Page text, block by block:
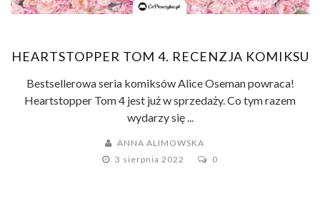
HEARTSTOPPER TOM 4. RECENZJA KOMIKSU
Bestsellerowa seria komiksów Alice Oseman powraca!
Heartstopper Tom 4 jest już w sprzedaży. Co tym razem
wydarzy się ...
ANNA ALIMOWSKA
3 sierpnia 2022
0